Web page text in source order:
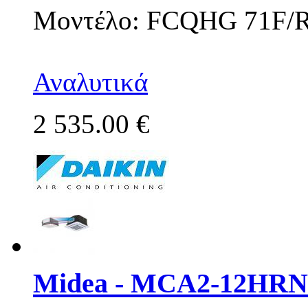
Μοντέλο: FCQHG 71F/
Αναλυτικά
2 535.00 €
Midea - MCA2-